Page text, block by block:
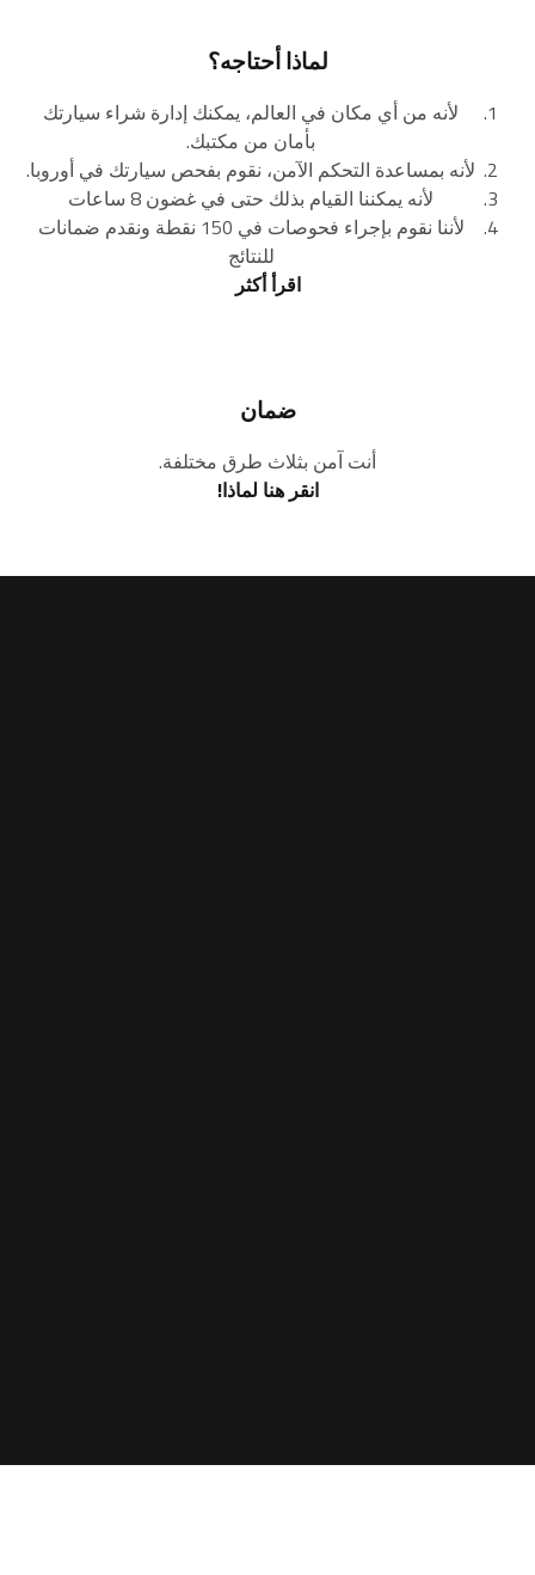
لماذا أحتاجه؟
لأنه من أي مكان في العالم، يمكنك إدارة شراء سيارتك
بأمان من مكتبك.
لأنه بمساعدة التحكم الآمن، نقوم بفحص سيارتك في أوروبا.
لأنه يمكننا القيام بذلك حتى في غضون 8 ساعات
لأننا نقوم بإجراء فحوصات في 150 نقطة ونقدم ضمانات
للنتائج
اقرأ أكثر
ضمان
أنت آمن بثلاث طرق مختلفة.
انقر هنا لماذا!